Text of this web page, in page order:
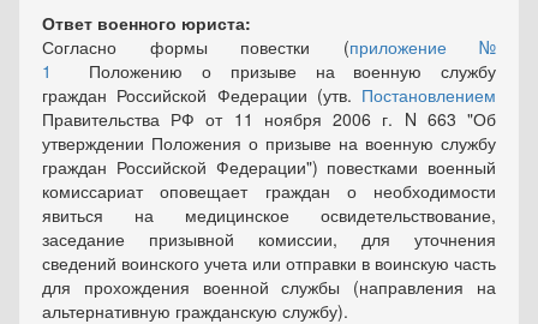
Ответ военного юриста:
Согласно формы повестки (приложение №
1
Положению о призыве на военную службу
граждан Российской Федерации (утв. Постановлением
Правительства РФ от 11 ноября 2006 г. N 663 "Об
утверждении Положения о призыве на военную службу
граждан Российской Федерации") повестками военный
комиссариат оповещает граждан о необходимости
явиться на медицинское освидетельствование,
заседание призывной комиссии, для уточнения
сведений воинского учета или отправки в воинскую часть
для прохождения военной службы (направления на
альтернативную гражданскую службу).